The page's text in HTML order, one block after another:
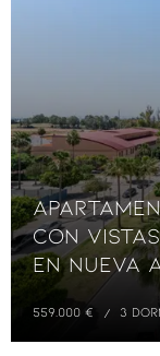
con
en Nueva
559.000 € 3